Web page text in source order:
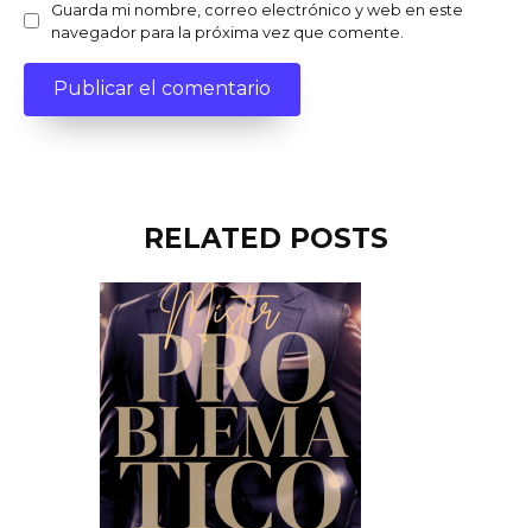
Guarda mi nombre, correo electrónico y web en este
navegador para la próxima vez que comente.
RELATED POSTS